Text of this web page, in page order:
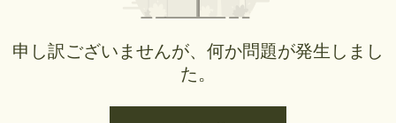
申し訳ございませんが、何か問題が発生しまし
た。